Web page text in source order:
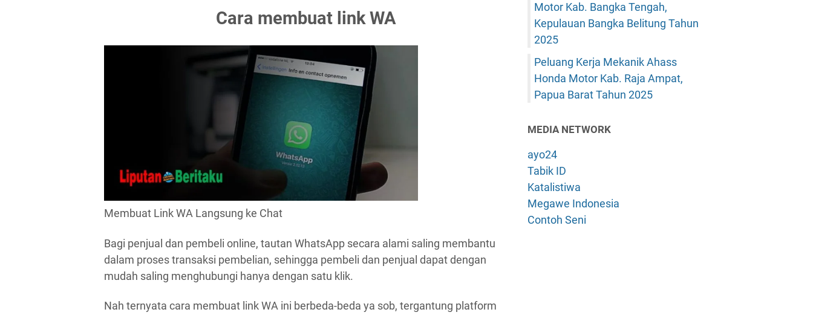
Cara membuat link WA
Membuat Link WA Langsung ke Chat
Bagi penjual dan pembeli online, tautan WhatsApp secara alami saling membantu
dalam proses transaksi pembelian, sehingga pembeli dan penjual dapat dengan
mudah saling menghubungi hanya dengan satu klik.
Nah ternyata cara membuat link WA ini berbeda-beda ya sob, tergantung platform
Motor Kab. Bangka Tengah,
Kepulauan Bangka Belitung Tahun
2025
Peluang Kerja Mekanik Ahass
Honda Motor Kab. Raja Ampat,
Papua Barat Tahun 2025
MEDIA NETWORK
ayo24
Tabik ID
Katalistiwa
Megawe Indonesia
Contoh Seni